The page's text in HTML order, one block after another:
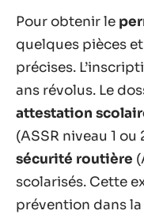
Pour obtenir le
quelques pièces
précises.
ans révolus. Le
attestation
(ASSR niveau 1 ou
sécurité routière
scolarisés. Cette
prévention dans